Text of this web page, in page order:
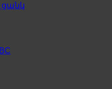
ցանկ